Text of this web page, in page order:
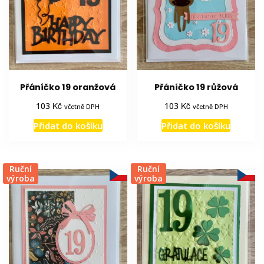
Přáníčko 19 oranžová
103 Kč včetně DPH
Přidat do košíku
Přáníčko 19 růžová
103 Kč včetně DPH
Přidat do košíku
Ruční
výroba
Ruční
výroba